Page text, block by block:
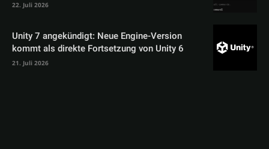
22. Juli 2026
Unity 7 angekündigt: Neue Engine-Version
kommt als direkte Fortsetzung von Unity 6
21. Juli 2026